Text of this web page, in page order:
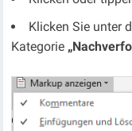
Klicken Sie unter
Kategorie